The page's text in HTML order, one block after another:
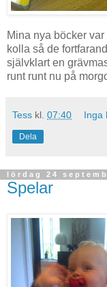
Mina nya böcker
kolla så de
självklart en
runt runt nu på
Tess kl. 07:40 Inga
Dela
lördag 24
Spelar